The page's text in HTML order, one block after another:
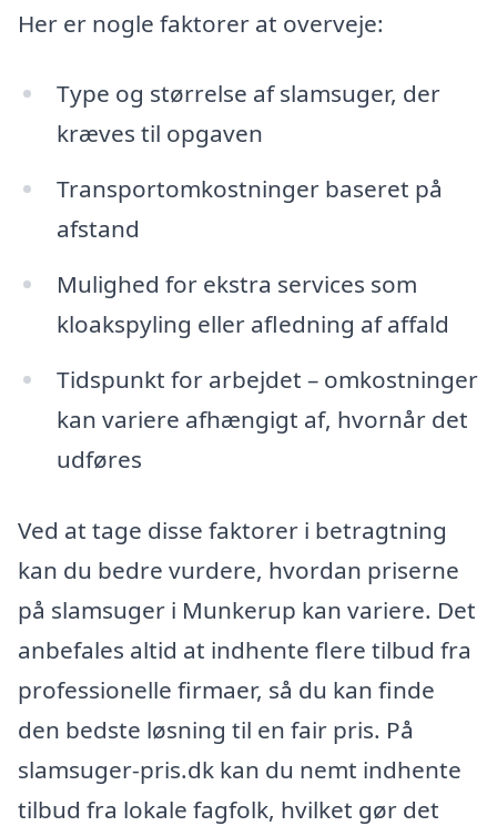
Her er nogle faktorer at overveje:
Type og størrelse af slamsuger, der
kræves til opgaven
Transportomkostninger baseret på
afstand
Mulighed for ekstra services som
kloakspyling eller afledning af affald
Tidspunkt for arbejdet – omkostninger
kan variere afhængigt af, hvornår det
udføres
Ved at tage disse faktorer i betragtning
kan du bedre vurdere, hvordan priserne
på slamsuger i Munkerup kan variere. Det
anbefales altid at indhente flere tilbud fra
professionelle firmaer, så du kan finde
den bedste løsning til en fair pris. På
slamsuger-pris.dk kan du nemt indhente
tilbud fra lokale fagfolk, hvilket gør det